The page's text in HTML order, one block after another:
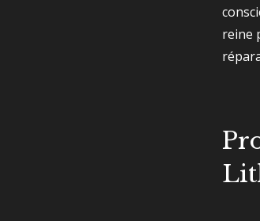
reine